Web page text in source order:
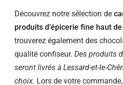
Découvrez notre sélection de
produits d’épicerie fine haut
trouverez également des
qualité confiseur. Des produits
seront livrés à Lessard-et-le-
choix. Lors de votre